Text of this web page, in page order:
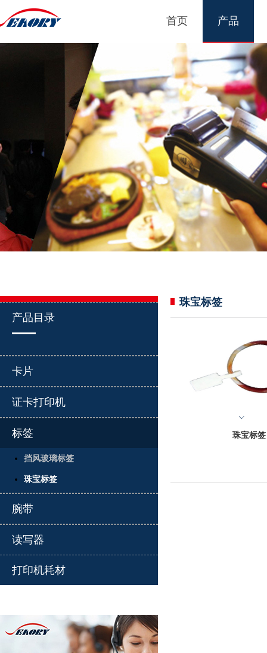
首页 产品
产品目录
卡片
证卡打印机
标签
挡风玻璃标签
珠宝标签
腕带
读写器
打印机耗材
珠宝标签
珠宝标签